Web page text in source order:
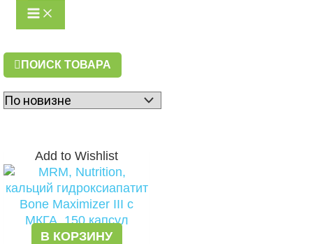
ПОИСК ТОВАРА
Add to Wishlist
В КОРЗИНУ